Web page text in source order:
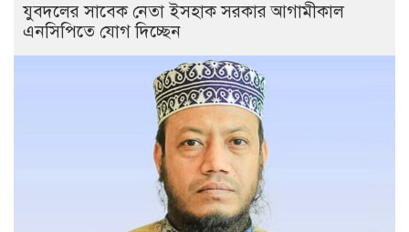
যুবদলের সাবেক নেতা ইসহাক সরকার আগামীকাল
এনসিপিতে যোগ দিচ্ছেন